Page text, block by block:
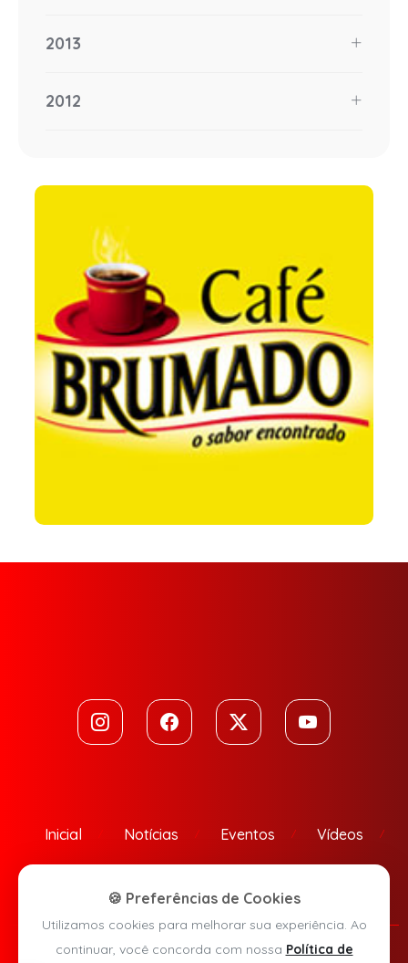
2013
2012
Inicial Notícias Eventos Vídeos
🍪 Preferências de Cookies
Utilizamos cookies para melhorar sua experiência. Ao
continuar, você concorda com nossa Política de